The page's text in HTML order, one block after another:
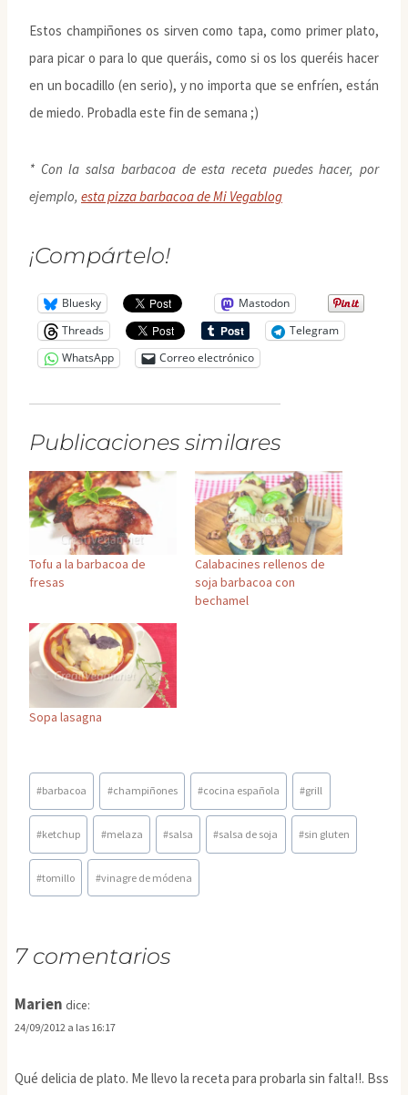
Estos champiñones os sirven como tapa, como primer plato,
para picar o para lo que queráis, como si os los queréis hacer
en un bocadillo (en serio), y no importa que se enfríen, están
de miedo. Probadla este fin de semana ;)
* Con la salsa barbacoa de esta receta puedes hacer, por
ejemplo, esta pizza barbacoa de Mi Vegablog
¡Compártelo!
Bluesky
Mastodon
Threads
Telegram
WhatsApp
Correo electrónico
Publicaciones similares
Tofu a la barbacoa de
fresas
Calabacines rellenos de
soja barbacoa con
bechamel
Sopa lasagna
Etiquetas
de
la
entrada:
#barbacoa #champiñones #cocina española #grill
#ketchup #melaza #salsa #salsa de soja #sin gluten
#tomillo #vinagre de módena
7 comentarios
Marien dice:
24/09/2012 a las 16:17
Qué delicia de plato. Me llevo la receta para probarla sin falta!!. Bss